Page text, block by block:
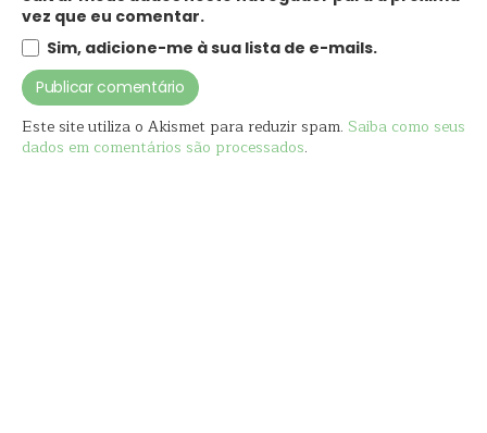
vez que eu comentar.
Sim, adicione-me à sua lista de e-mails.
Este site utiliza o Akismet para reduzir spam. Saiba como seus
dados em comentários são processados.